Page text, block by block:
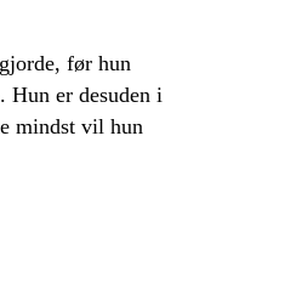
før hun
Hun er desuden i
mindst vil hun